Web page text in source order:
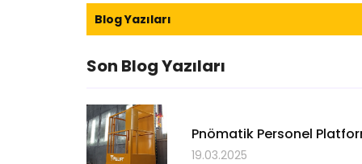
Blog Yazıları
Son Blog Yazıları
Pnömatik Personel
19.03.2025